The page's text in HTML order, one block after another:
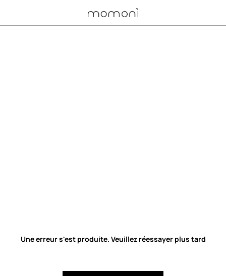
Une erreur s'est produite. Veuillez réessayer plus tard